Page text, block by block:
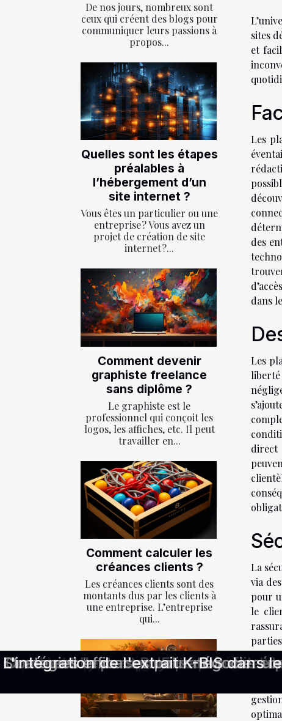
De nos jours, nombreux sont
ceux qui créent des blogs pour
communiquer leurs passions à
propos...
Quelles sont les étapes
préalables à
l’hébergement d’un
site internet ?
Vous êtes un particulier ou une
entreprise ? Vous avez un
projet de création de site
internet ?...
Comment devenir
graphiste freelance
sans diplôme ?
Le graphiste est le
professionnel qui conçoit les
logos, les affiches, etc. Il peut
travailler en...
Comment calculer les
créances clients ?
Les créances clients sont des
montants dus par les clients à
une entreprise. L’entreprise
qui...
sites
et
Les
des
dans
Les
direct
La
via
pour
le
Stratégies innovantes pour
Comment les PME peuvent-elles
Stratégies efficaces pour exceller
Stratégies efficaces pour la gestion
Stratégies innovantes en
Le bien-être numérique au travail
Stratégies pour gérer les litiges de
Comment optimiser votre recherche
Exploration des carrières
Stratégies pour négocier des
Les dynamiques de carrière
Les droits des employés après un
Comment l'extrait RNE peut faciliter
Comment la personnalisation des
Stratégies efficaces pour négocier
L'intégration de l'extrait K-BIS dans